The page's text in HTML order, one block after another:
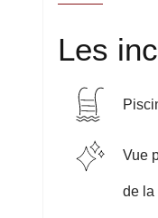
Les
Vue
de la